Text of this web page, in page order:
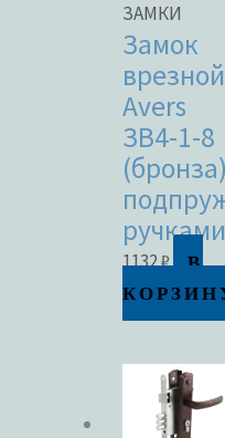
ЗАМКИ
Замок
врезной
Avers
ЗВ4-1-8
ручками
1132₽
В